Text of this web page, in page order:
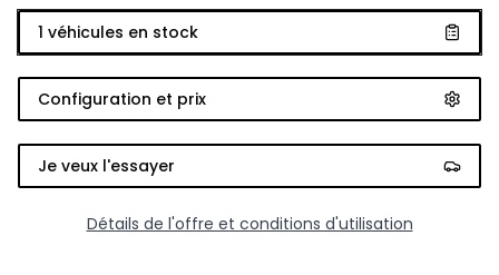
1 véhicules en stock
Configuration et prix
Je veux l'essayer
Détails de l'offre et conditions d'utilisation